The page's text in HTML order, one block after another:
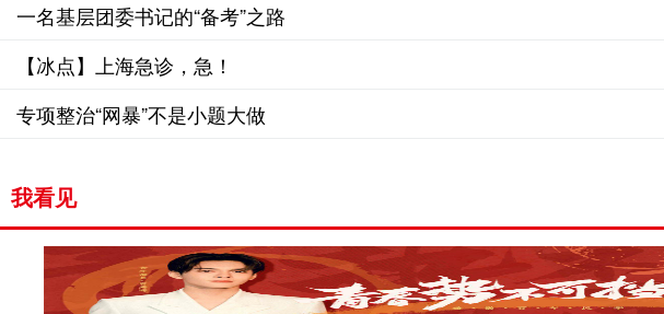
一名基层团委书记的“备考”之路
【冰点】上海急诊，急！
专项整治“网暴”不是小题大做
我看见